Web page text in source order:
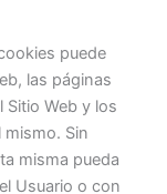
puede
las páginas
Sitio Web y los
Sin
misma pueda
Usuario o con